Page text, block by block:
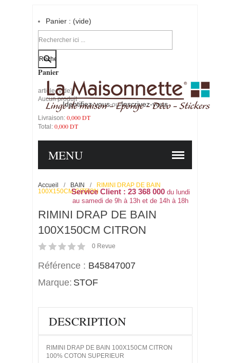
Identifiez-vous-ou-Inscrivez-vous
Panier : (vide)
Votre compte
Panier
article (vide)
Aucun produit
Livraison: 0,000 DT
Total: 0,000 DT
Service Client : 23 368 000du lundi
au samedi de 9h à 13h et de 14h à 18h
MENU
Accueil / BAIN /
RIMINI DRAP DE BAIN
100X150CM CITRON
RIMINI DRAP DE BAIN
100X150CM CITRON
0 Revue
Référence : B45847007
Marque: STOF
DESCRIPTION
RIMINI DRAP DE BAIN 100X150CM CITRON
100% COTON SUPERIEUR